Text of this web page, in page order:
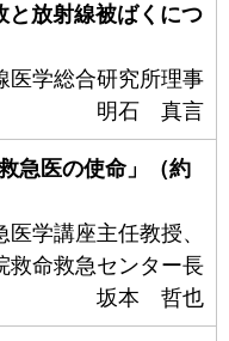
放射線被ばくにつ
医学総合研究所理事
明石 真言
急医の使命」（約
学講座主任教授、
救命救急センター長
坂本 哲也